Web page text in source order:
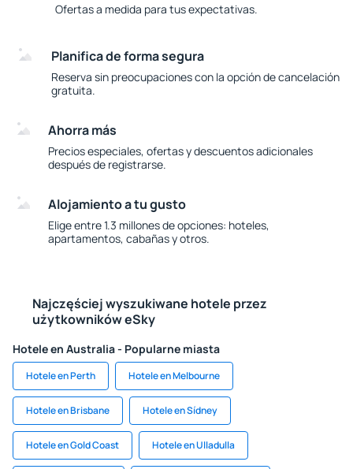
Ofertas a medida para tus expectativas.
Planifica de forma segura
Reserva sin preocupaciones con la opción de cancelación
gratuita.
Ahorra más
Precios especiales, ofertas y descuentos adicionales
después de registrarse.
Alojamiento a tu gusto
Elige entre 1.3 millones de opciones: hoteles,
apartamentos, cabañas y otros.
Najczęściej wyszukiwane hotele przez
użytkowników eSky
Hotele en Australia - Popularne miasta
Hotele en Perth Hotele en Melbourne
Hotele en Brisbane Hotele en Sídney
Hotele en Gold Coast Hotele en Ulladulla